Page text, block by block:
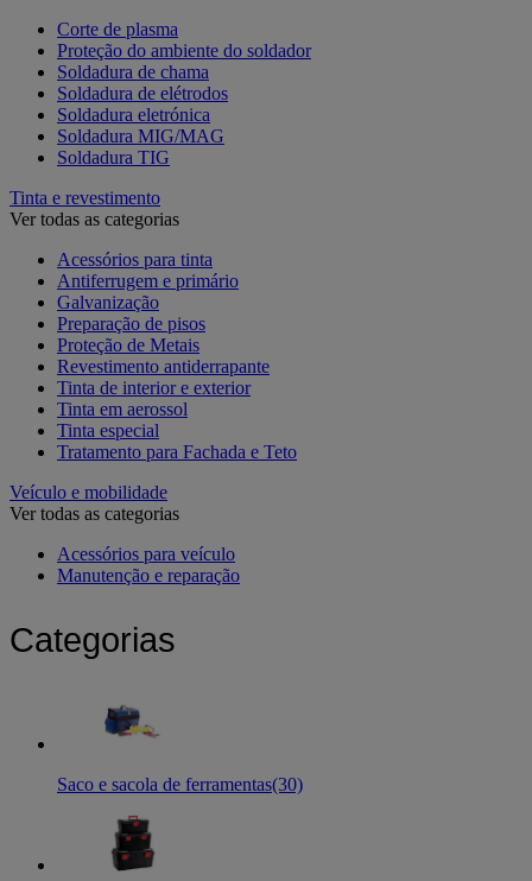
Corte de plasma
Proteção do ambiente do soldador
Soldadura de chama
Soldadura de elétrodos
Soldadura eletrónica
Soldadura MIG/MAG
Soldadura TIG
Tinta e revestimento
Ver todas as categorias
Acessórios para tinta
Antiferrugem e primário
Galvanização
Preparação de pisos
Proteção de Metais
Revestimento antiderrapante
Tinta de interior e exterior
Tinta em aerossol
Tinta especial
Tratamento para Fachada e Teto
Veículo e mobilidade
Ver todas as categorias
Acessórios para veículo
Manutenção e reparação
Categorias
Saco e sacola de ferramentas(30)